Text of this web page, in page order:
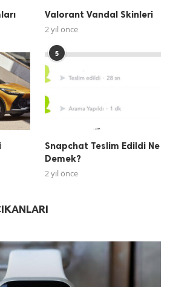
Valorant Vandal Skinleri
2 yıl önce
5
Snapchat Teslim Edildi Ne
Demek?
2 yıl önce